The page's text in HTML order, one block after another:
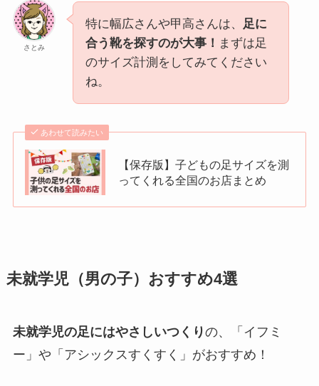
さとみ
特に幅広さんや甲高さんは、
足に
合う靴を探すのが大事！ まずは足
のサイズ計測をしてみてください
ね。
あわせて読みたい
【保存版】子どもの足サイズを測
ってくれる全国のお店まとめ
未就学児（男の子）おすすめ4選
未就学児の足にはやさしいつくりの、「イフミ
ー」や「アシックスすくすく」がおすすめ！